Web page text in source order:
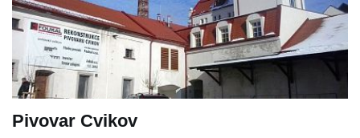
Pivovar Cvikov